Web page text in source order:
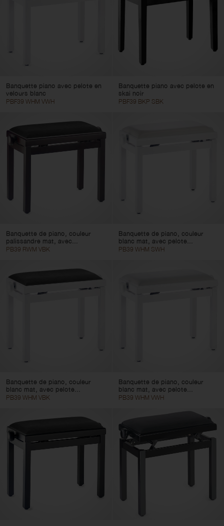
Banquette piano avec pelote en
velours blanc
PBF39 WHM VWH
Banquette piano avec pelote en
skai noir
PBF39 BKP SBK
Banquette de piano, couleur
palissandre mat, avec...
PB39 RWM VBK
Banquette de piano, couleur
blanc mat, avec pelote...
PB39 WHM SWH
Banquette de piano, couleur
blanc mat, avec pelote...
PB39 WHM VBK
Banquette de piano, couleur
blanc mat, avec pelote...
PB39 WHM VWH